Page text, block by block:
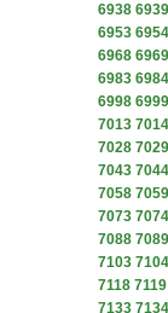
6938 6939
6953 6954
6968 6969
6983 6984
6998 6999
7013 7014
7028 7029
7043 7044
7058 7059
7073 7074
7088 7089
7103 7104
7118 7119
7133 7134